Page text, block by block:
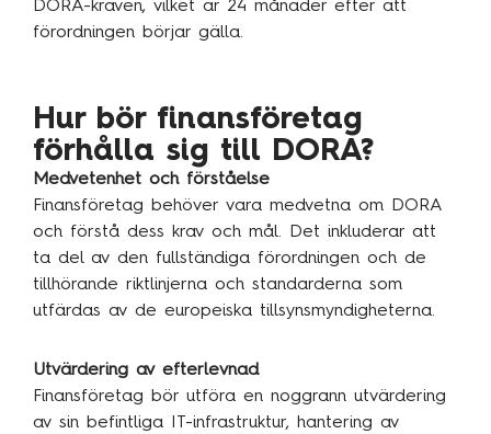
DORA-kraven, vilket är 24 månader efter att
förordningen börjar gälla.
Hur bör finansföretag
förhålla sig till DORA?
Medvetenhet och förståelse
Finansföretag behöver vara medvetna om DORA
och förstå dess krav och mål. Det inkluderar att
ta del av den fullständiga förordningen och de
tillhörande riktlinjerna och standarderna som
utfärdas av de europeiska tillsynsmyndigheterna.
Utvärdering av efterlevnad
Finansföretag bör utföra en noggrann utvärdering
av sin befintliga IT-infrastruktur, hantering av